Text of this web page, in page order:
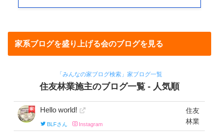
家系ブログを盛り上げる会のブログを見る